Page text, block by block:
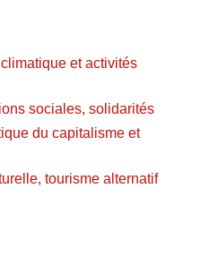
et activités
sociales, solidarités
du capitalisme et
tourisme alternatif